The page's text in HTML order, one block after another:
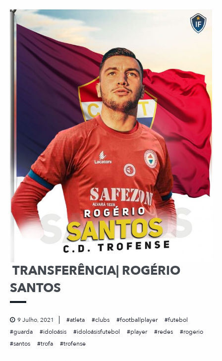
TRANSFERÊNCIA| ROGÉRIO
SANTOS
9 Julho, 2021 atleta clubs footballplayer
futebol
guarda
idoloásis idoloásisfutebol player redes
rogerio
santos
trofa trofense